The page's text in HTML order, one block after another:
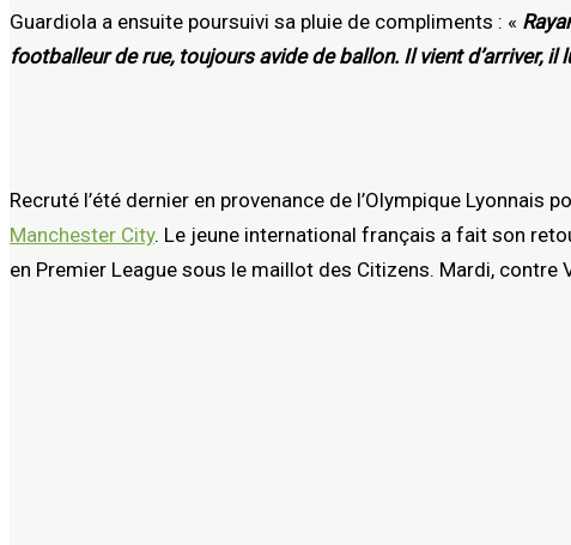
Guardiola a ensuite poursuivi sa pluie de compliments : «
footballeur de rue, toujours avide de ballon. Il vient d’arriver,
Recruté l’été dernier en provenance de l’Olympique Lyonnais
Manchester City. Le jeune international français a fait son
en Premier League sous le maillot des Citizens. Mardi,